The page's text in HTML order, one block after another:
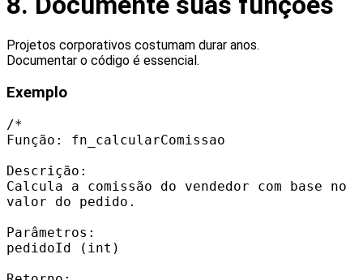
Projetos corporativos costumam durar anos.
Documentar o código é essencial.
Exemplo
/*
Função: fn_calcularComissao
Descrição:
Calcula a comissão do vendedor com base no
valor do pedido.
Parâmetros:
pedidoId (int)